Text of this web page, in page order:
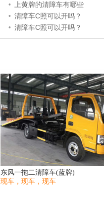
•
上黄牌的清障车有哪些
• 清障车C照可以开吗？
• 清障车C照可以开吗？
东风一拖二清障车(蓝牌)
现车，现车，现车